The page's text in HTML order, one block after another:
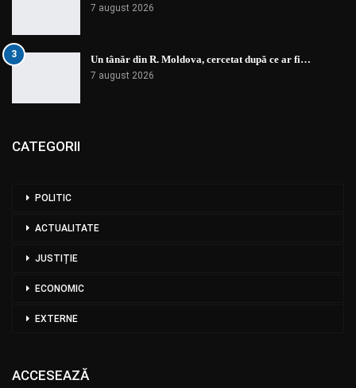
7 august 2026
3 Un tânăr din R. Moldova, cercetat după ce ar fi…
7 august 2026
CATEGORII
POLITIC
ACTUALITATE
JUSTIȚIE
ECONOMIC
EXTERNE
ACCESEAZĂ